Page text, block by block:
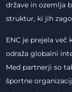
države in ozemlja
struktur, ki jih
ENC je prejela več
odraža globalni
Med partnerji so
športne